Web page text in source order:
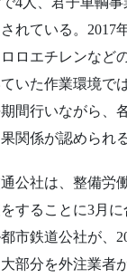
れている。2017
ロエチレンなど
いた作業環境で
間行いながら、
関係が認められ
公社は、整備労
することに3月
市鉄道公社が、
部分を外注業者